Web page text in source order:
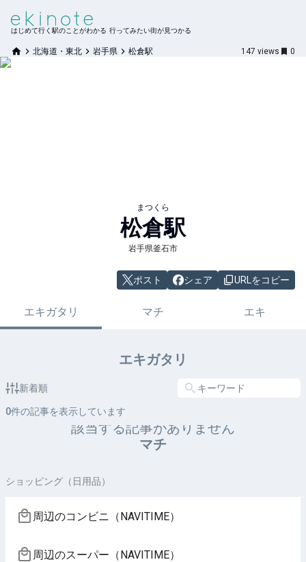
はじめて行く駅のことがわかる 行ってみたい街が見つかる
北海道・東北 岩手県 松倉駅 147 views 0
まつくら
松倉駅
岩手県釜石市
ポスト シェア URLをコピー
エキガタリ マチ エキ
エキガタリ
新着順
0件の記事を表示しています
該当する記事がありません
マチ
ショッピング（日用品）
周辺のコンビニ（NAVITIME）
周辺のスーパー（NAVITIME）